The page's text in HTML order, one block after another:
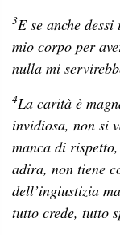
3E se anche
mio corpo per
nulla mi
4La carità è
invidiosa, non si
manca di
adira, non tiene
dell’ingiustizia
tutto crede, tutto